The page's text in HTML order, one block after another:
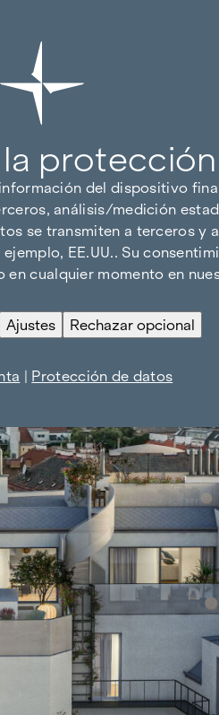
del dispositivo
análisis/medición
se transmiten a terceros y
EE.UU.. Su
cualquier momento en
Ajustes Rechazar opcional
| Protección de datos